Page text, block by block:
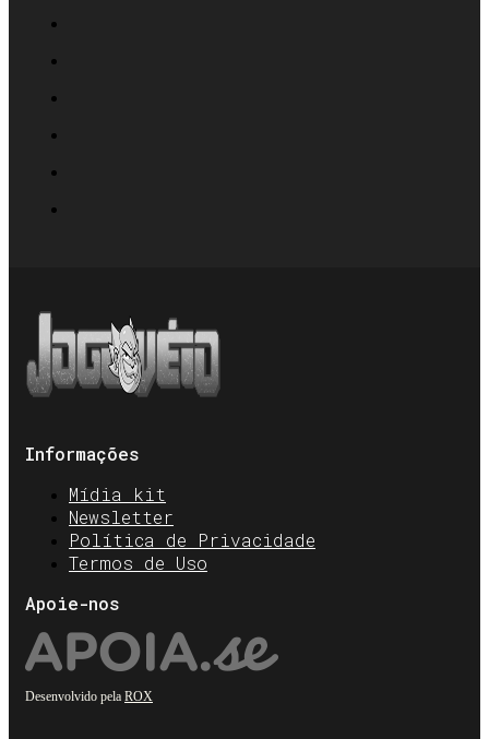
Informações
Mídia kit
Newsletter
Política de Privacidade
Termos de Uso
Apoie-nos
Desenvolvido pela ROX